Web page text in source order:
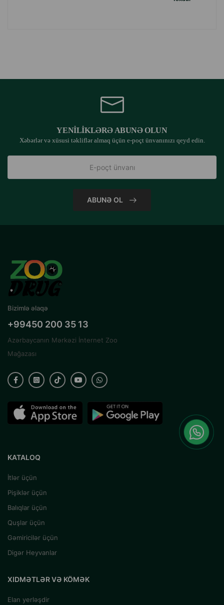
YENILIKLƏRƏ ABUNƏ OLUN
Xəbərlər və xüsusi təkliflər almaq üçün e-poçt ünvanınızı qeyd edin.
ABUNƏ OL
Bizimlə əlaqə
+99450 200 35 13
Azərbaycanın Mərkəzi İnternet Zoo
Mağazası
KATALOQ
İtlər üçün
Pişiklər üçün
Balıqlar üçün
Quşlar üçün
Gəmiricilər üçün
Digər Heyvanlar
XIDMƏTLƏR VƏ KÖMƏK
Elan yerləşdir